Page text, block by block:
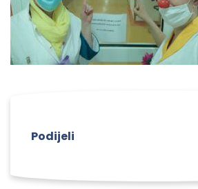
Podijeli